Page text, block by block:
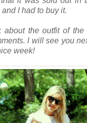
I had to buy it.
about the outfit of the
I will see you
week!